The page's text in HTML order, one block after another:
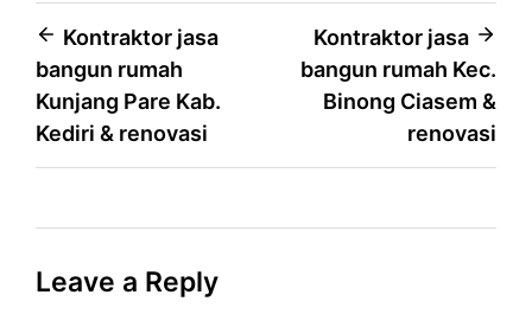
Post
navigation
Kontraktor jasa
bangun rumah
Kunjang Pare Kab.
Kediri & renovasi
Kontraktor jasa
bangun rumah Kec.
Binong Ciasem &
renovasi
Leave a Reply